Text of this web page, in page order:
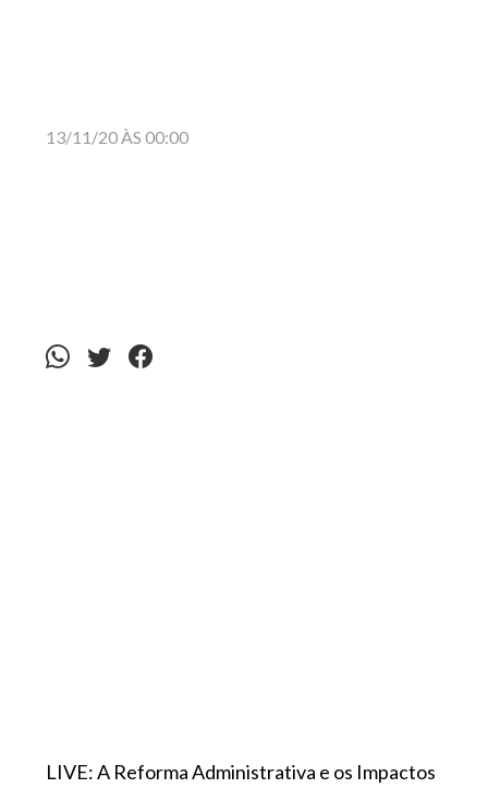
13/11/20 ÀS 00:00
LIVE: A Reforma Administrativa e os Impactos